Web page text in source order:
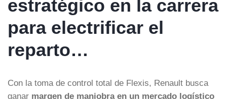
estratégico en la carrera
para electrificar el
reparto…
Con la toma de control total de Flexis, Renault busca
ganar margen de maniobra en un mercado logístico